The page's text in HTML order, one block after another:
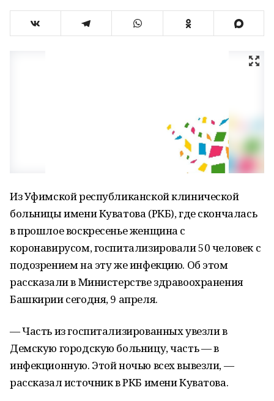
Из Уфимской республиканской клинической
больницы имени Куватова (РКБ), где скончалась
в прошлое воскресенье женщина с
коронавирусом, госпитализировали 50 человек с
подозрением на эту же инфекцию. Об этом
рассказали в Министерстве здравоохранения
Башкирии сегодня, 9 апреля.
— Часть из госпитализированных увезли в
Демскую городскую больницу, часть — в
инфекционную. Этой ночью всех вывезли, —
рассказал источник в РКБ имени Куватова.